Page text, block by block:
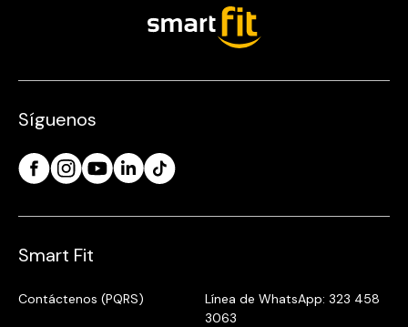
Síguenos
Smart Fit
Contáctenos (PQRS)
Línea de WhatsApp: 323 458
3063